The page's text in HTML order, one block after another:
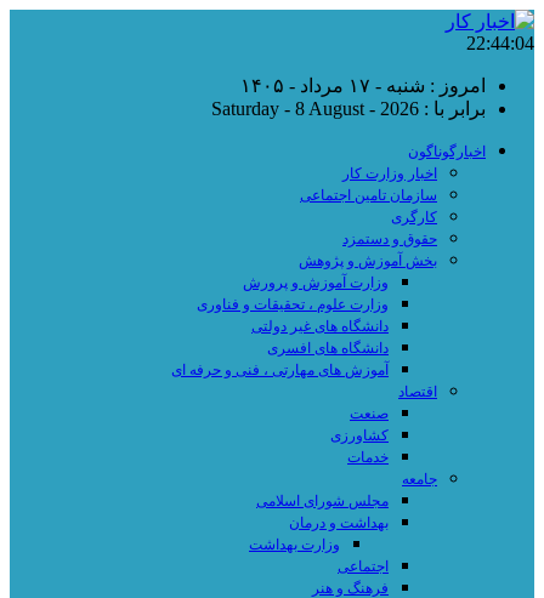
22:44:05
امروز : شنبه - ۱۷ مرداد - ۱۴۰۵
برابر با : Saturday - 8 August - 2026
اخبارگوناگون
اخبار وزارت کار
سازمان تامین اجتماعی
کارگری
حقوق و دستمزد
بخش آموزش و پژوهش
وزارت آموزش و پرورش
وزارت علوم ، تحقیقات و فناوری
دانشگاه های غیر دولتی
دانشگاه های افسری
آموزش های مهارتی ، فنی و حرفه ای
اقتصاد
صنعت
کشاورزی
خدمات
جامعه
مجلس شورای اسلامی
بهداشت و درمان
وزارت بهداشت
اجتماعی
فرهنگ و هنر